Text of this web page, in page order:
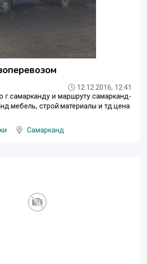
12.12.2016, 12:41
г.самарканду и маршруту самарканд-
строй.материалы и тд.цена
Самарканд